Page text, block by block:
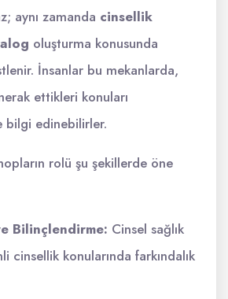
aynı zamanda cinsellik
oluşturma konusunda
İnsanlar bu mekanlarda,
ettikleri konuları
bilgi edinebilirler.
rolü şu şekillerde öne
Bilinçlendirme: Cinsel sağlık
cinsellik konularında farkındalık